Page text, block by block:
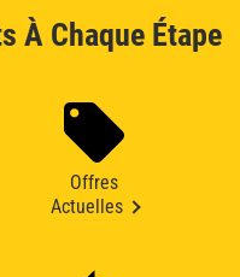
À Chaque Étape
Offres
Actuelles